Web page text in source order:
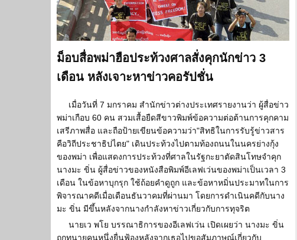
ม็อบสื่อพม่าฮือประท้วงศาลสั่งคุกนักข่าว 3
เดือน หลังเจาะหาข่าวคอรัปชั่น
เมื่อวันที่ 7 มกราคม สำนักข่าวต่างประเทศรายงานว่า ผู้สื่อข่าว
พม่าเกือบ 60 คน สวมเสื้อยืดสีขาวพิมพ์ข้อความต่อต้านการคุกคาม
เสรีภาพสื่อ และถือป้ายเขียนข้อความว่า"สิทธิในการรับรู้ข่าวสาร
คือวิถีประชาธิปไตย" เดินประท้วงไปตามท้องถนนในนครย่างกุ้ง
ของพม่า เพื่อแสดงการประท้วงที่ศาลในรัฐกะยาตัดสินโทษจำคุก
นางมะ ขิ่น ผู้สื่อข่าวของหนังสือพิมพ์อีเลฟเว่นของพม่าเป็นเวลา 3
เดือน ในข้อหาบุกรุก ใช้ถ้อยคำดูถูก และข้อหาหมิ่นประมาทในการ
พิจารณาคดีเมื่อเดือนธันวาคมที่ผ่านมา โดยการดำเนินคดีกับนาง
มะ ขิ่น มีขึ้นหลังจากนางกำลังหาข่าวเกี่ยวกับการทุจริต
นายเว พโย บรรณาธิการของอีเลฟเว่น เปิดเผยว่า นางมะ ขิ่น
ถูกทนายคนหนึ่งยื่นฟ้องหลังจากเธอไปขอสัมภาษณ์เกี่ยวกับ